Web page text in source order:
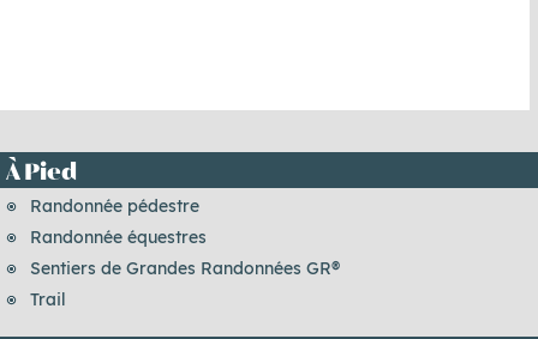
À Pied
Randonnée pédestre
Randonnée équestres
Sentiers de Grandes Randonnées GR®
Trail